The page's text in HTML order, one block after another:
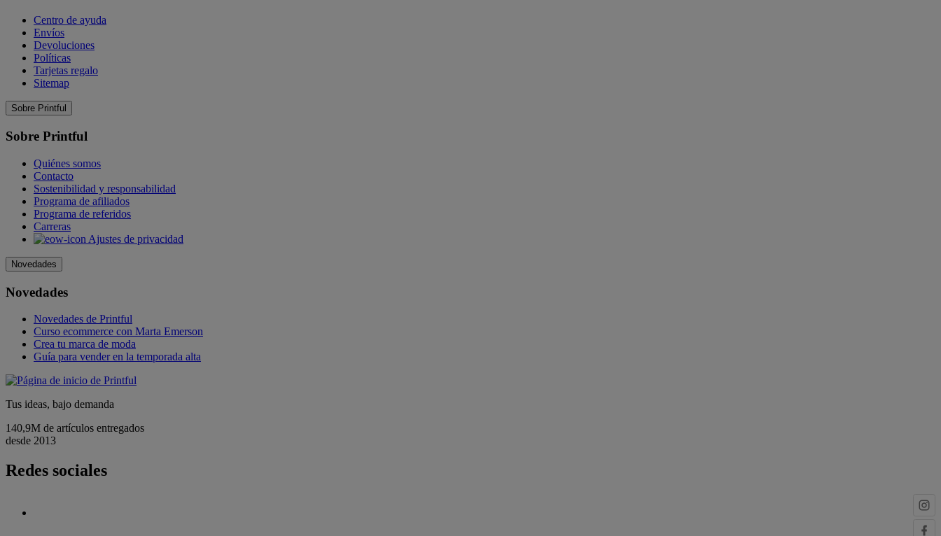
Centro de ayuda
Envíos
Devoluciones
Políticas
Tarjetas regalo
Sitemap
Sobre Printful
Sobre Printful
Quiénes somos
Contacto
Sostenibilidad y responsabilidad
Programa de afiliados
Programa de referidos
Carreras
Ajustes de privacidad
Novedades
Novedades
Novedades de Printful
Curso ecommerce con Marta Emerson
Crea tu marca de moda
Guía para vender en la temporada alta
Tus ideas, bajo demanda
140,9M de artículos entregados
desde 2013
Redes sociales